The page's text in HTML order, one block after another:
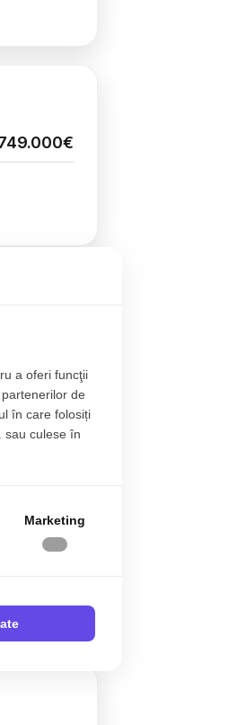
990€ + TVA
a oferi funcţii
de
în care folosiți
sau culese în
Marketing